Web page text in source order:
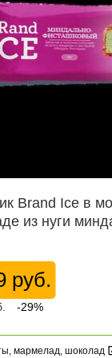
Brand Ice в
из нуги
руб.
-29%
мармелад, шоколад